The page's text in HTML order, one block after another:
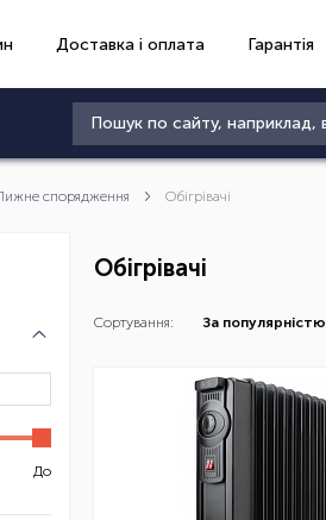
Доставка і оплата Гарантія
спорядження Обігрівачі
До
Обігрівачі
Сортування: За популярністю